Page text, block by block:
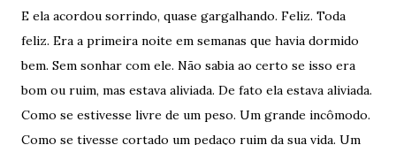
E ela acordou sorrindo, quase gargalhando. Feliz. Toda
feliz. Era a primeira noite em semanas que havia dormido
bem. Sem sonhar com ele. Não sabia ao certo se isso era
bom ou ruim, mas estava aliviada. De fato ela estava aliviada.
Como se estivesse livre de um peso. Um grande incômodo.
Como se tivesse cortado um pedaço ruim da sua vida. Um